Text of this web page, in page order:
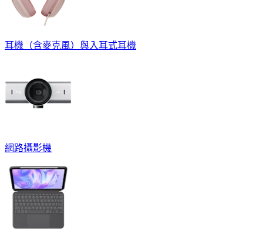
耳機（含麥克風）與入耳式耳機
網路攝影機